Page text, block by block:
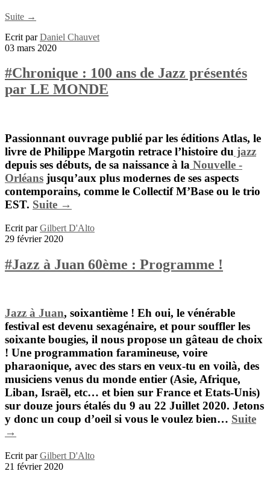
Suite →
Ecrit parDaniel Chauvet
03 mars 2020
#Chronique : 100 ans de Jazz présentés
par LE MONDE
Passionnant ouvrage publié par les éditions Atlas, le
livre de Philippe Margotin retrace l’histoire du jazz
depuis ses débuts, de sa naissance à la Nouvelle -
Orléans jusqu’aux plus modernes de ses aspects
contemporains, comme le Collectif M’Base ou le trio
EST. Suite →
Ecrit parGilbert D'Alto
29 février 2020
#Jazz à Juan 60ème : Programme !
Jazz à Juan, soixantième ! Eh oui, le vénérable
festival est devenu sexagénaire, et pour souffler les
soixante bougies, il nous propose un gâteau de choix
! Une programmation faramineuse, voire
pharaonique, avec des stars en veux-tu en voilà, des
musiciens venus du monde entier (Asie, Afrique,
Liban, Israël, etc… et bien sur France et Etats-Unis)
sur douze jours étalés du 9 au 22 Juillet 2020. Jetons
y donc un coup d’oeil si vous le voulez bien… Suite
→
Ecrit parGilbert D'Alto
21 février 2020